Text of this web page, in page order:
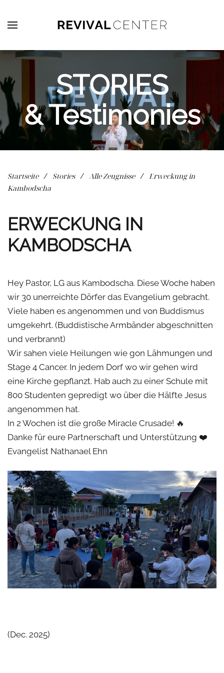
Zum Hauptinhalt springen
STORIES
& Testimonies
Startseite Stories Alle Zeugnisse
Erweckung in
Kambodscha
ERWECKUNG IN
KAMBODSCHA
Hey Pastor, LG aus Kambodscha. Diese Woche haben
wir 30 unerreichte Dörfer das Evangelium gebracht.
Viele haben es angenommen und von Buddismus
umgekehrt. (Buddistische Armbänder abgeschnitten
und verbrannt)
Wir sahen viele Heilungen wie gon Lähmungen und
Stage 4 Cancer. In jedem Dorf wo wir gehen wird
eine Kirche gepflanzt. Hab auch zu einer Schule mit
800 Studenten gepredigt wo über die Hälfte Jesus
angenommen hat.
In 2 Wochen ist die große Miracle Crusade! 🔥
Danke für eure Partnerschaft und Unterstützung ❤️
Evangelist Nathanael Ehn
(Dec. 2025)